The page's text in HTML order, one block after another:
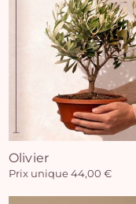
Olivier
Prix unique 44,00 €